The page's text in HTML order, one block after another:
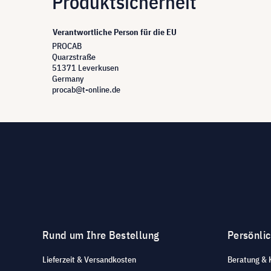
Verantwortliche Person für die EU
PROCAB
Quarzstraße
51371 Leverkusen
Germany
procab@t-online.de
Rund um Ihre Bestellung
Lieferzeit & Versandkosten Beratung &